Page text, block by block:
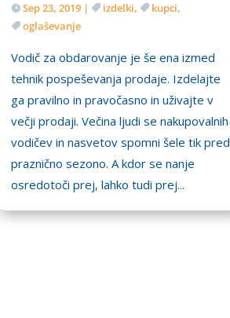
Sep 23, 2019| izdelki, kupci,
oglaševanje
Vodič za obdarovanje je še ena izmed
tehnik pospeševanja prodaje. Izdelajte
ga pravilno in pravočasno in uživajte v
večji prodaji. Večina ljudi se nakupovalnih
vodičev in nasvetov spomni šele tik pred
praznično sezono. A kdor se nanje
osredotoči prej, lahko tudi prej...